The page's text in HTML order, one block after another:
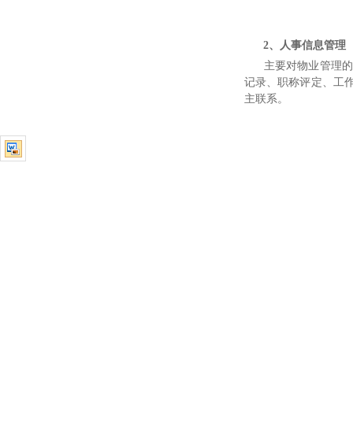
2、人事信息管理
主要对物业管理的
记录、职称评定、工
主联系。